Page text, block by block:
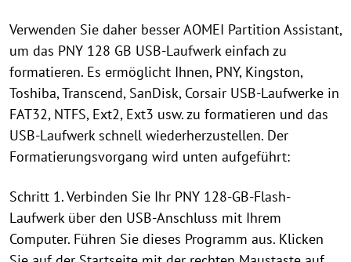
Verwenden Sie daher besser AOMEI Partition Assistant,
um das PNY 128 GB USB-Laufwerk einfach zu
formatieren. Es ermöglicht Ihnen, PNY, Kingston,
Toshiba, Transcend, SanDisk, Corsair USB-Laufwerke in
FAT32, NTFS, Ext2, Ext3 usw. zu formatieren und das
USB-Laufwerk schnell wiederherzustellen. Der
Formatierungsvorgang wird unten aufgeführt:
Schritt 1. Verbinden Sie Ihr PNY 128-GB-Flash-
Laufwerk über den USB-Anschluss mit Ihrem
Computer. Führen Sie dieses Programm aus. Klicken